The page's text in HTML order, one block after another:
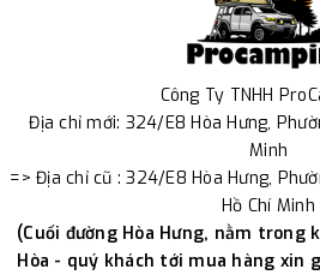
Công Ty TNHH
Địa chỉ mới: 324/E8 Hòa Hưng,
Minh
=> Địa chỉ cũ : 324/E8 Hòa Hưng,
Hồ Chí Minh
(Cuối đường Hòa Hưng, nằm trong
Hòa - quý khách tới mua hàng xin